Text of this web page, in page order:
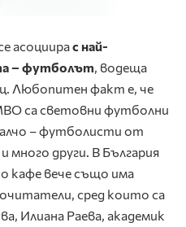
асоциирас най-
– футболът, водеща
Любопитен факт е, че
са световни футболни
– футболисти от
много други. В България
кафе вече също има
сред които са
Илиана Раева, академик